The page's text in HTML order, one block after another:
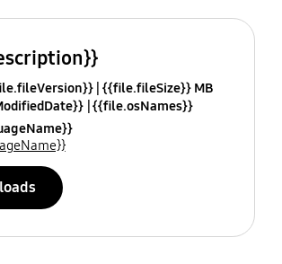
{{file.fileSize}} MB
{{file.osNames}}